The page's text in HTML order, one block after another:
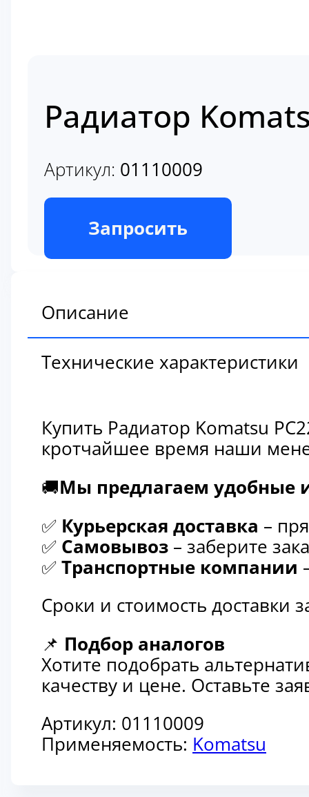
Радиатор
Артикул: 01110009
В наличии
Запросить
Описание
Технические характеристики
Купить Радиатор Komatsu
кротчайшее время наши
🚚Мы предлагаем удобные
✅ Курьерская доставка –
✅ Самовывоз – заберите
✅ Транспортные компании
Сроки и стоимость доставки
📌 Подбор аналогов
Хотите подобрать
качеству и цене. Оставьте
Артикул: 01110009
Применяемость: Komatsu